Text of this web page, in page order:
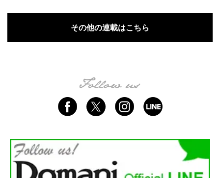
その他の連載はこちら